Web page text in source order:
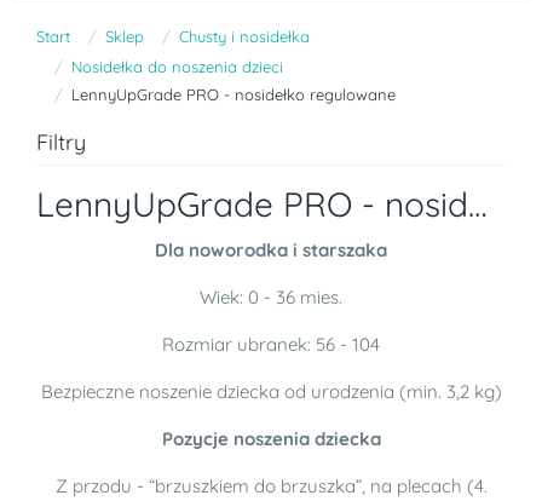
Start Sklep
Chusty i nosidełka
Nosidełka do noszenia dzieci
LennyUpGrade PRO - nosidełko regulowane
Filtry
LennyUpGrade PRO - nosidełko regulowane
Dla noworodka i starszaka
Wiek: 0 - 36 mies.
Rozmiar ubranek: 56 - 104
Bezpieczne noszenie dziecka od urodzenia (min. 3,2 kg)
Pozycje noszenia dziecka
Z przodu - “brzuszkiem do brzuszka”, na plecach (4.